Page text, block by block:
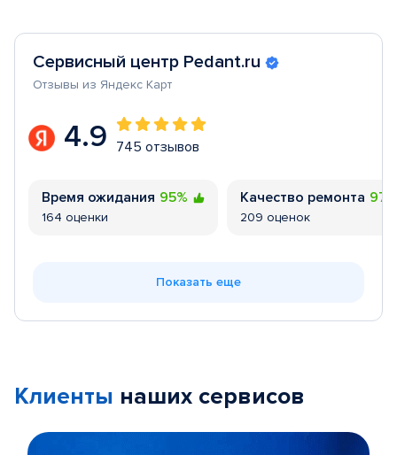
Сервисный центр Pedant.ru
Отзывы из Яндекс Карт
4.9 745 отзывов
Время ожидания 95%
164 оценки
Качество ремонта
209 оценок
Показать еще
Клиенты наших сервисов